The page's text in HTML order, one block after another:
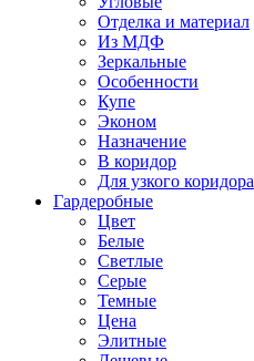
Отделка и материал
Из МДФ
Зеркальные
Особенности
Купе
Эконом
Назначение
В коридор
Для узкого коридора
Гардеробные
Цвет
Белые
Светлые
Серые
Темные
Цена
Элитные